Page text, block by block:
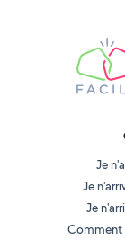
Je
Je
Je
Comment